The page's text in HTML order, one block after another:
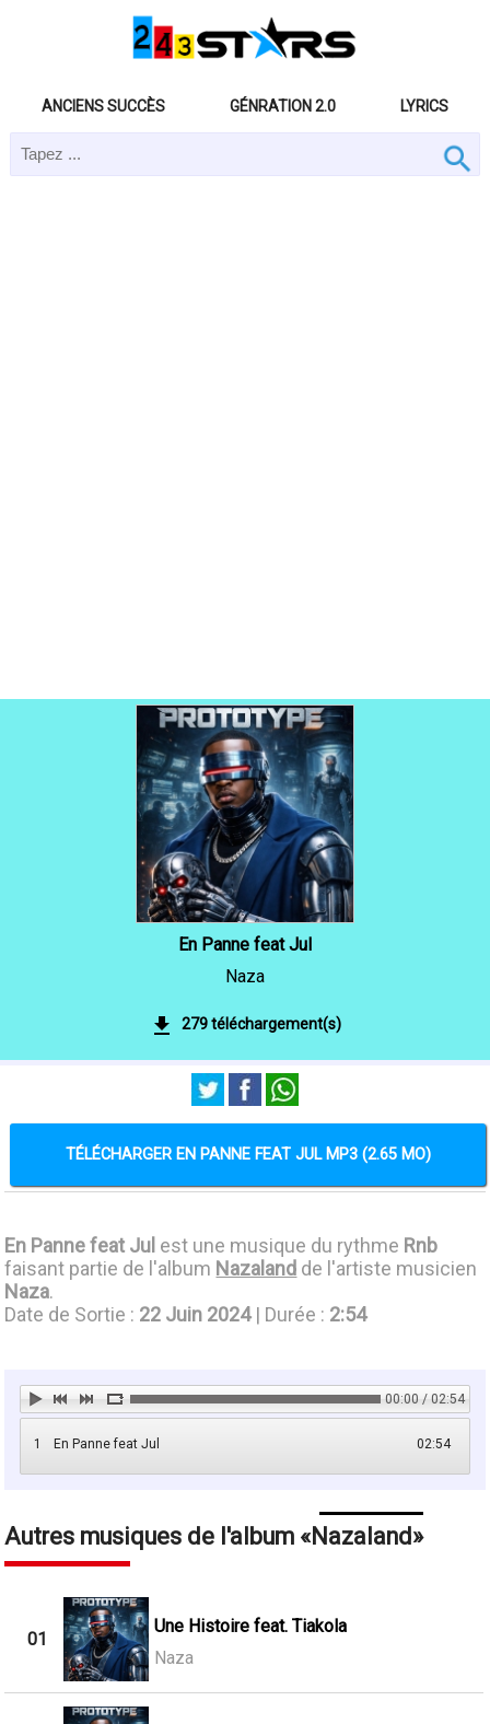
ANCIENS SUCCÈS GÉNRATION 2.0 LYRICS
En Panne feat Jul
Naza
279 téléchargement(s)
TÉLÉCHARGER EN PANNE FEAT JUL MP3 (2.65 MO)
En Panne feat Jul est une musique du rythme Rnb
faisant partie de l'album Nazaland de l'artiste musicien
Naza.
Date de Sortie : 22 Juin 2024| Durée : 2:54
00:00 / 02:54
1 02:54
En Panne feat Jul
Autres musiques de l'album Nazaland
01
Une Histoire feat. Tiakola
Naza